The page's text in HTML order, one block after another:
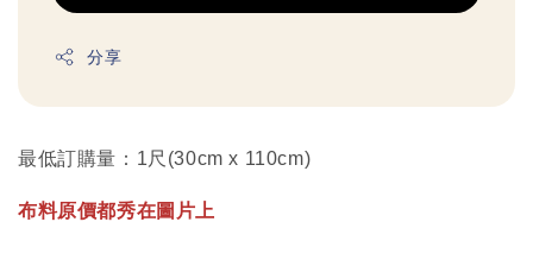
分享
最低訂購量：1尺(30cm x 110cm)
布料原價都秀在圖片上